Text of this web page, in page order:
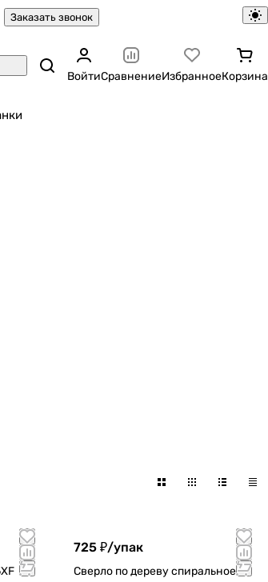
Заказать звонок
ВойтиСравнениеИзбранноеКорзина
725 ₽/упак
Сверло по дереву спиральное